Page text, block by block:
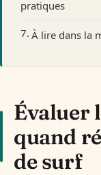
pratiques
À lire dans la
Évaluer
quand
de surf